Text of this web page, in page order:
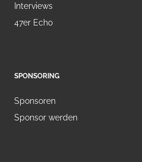
Interviews
47er Echo
SPONSORING
Sponsoren
Sponsor werden